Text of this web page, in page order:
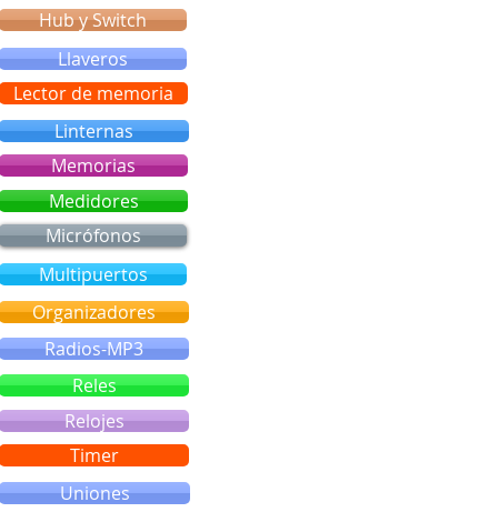
Hub y Switch
Llaveros
Lector de memoria
Linternas
Memorias
Medidores
Micrófonos
Multipuertos
Organizadores
Radios-MP3
Reles
Relojes
Timer
Uniones